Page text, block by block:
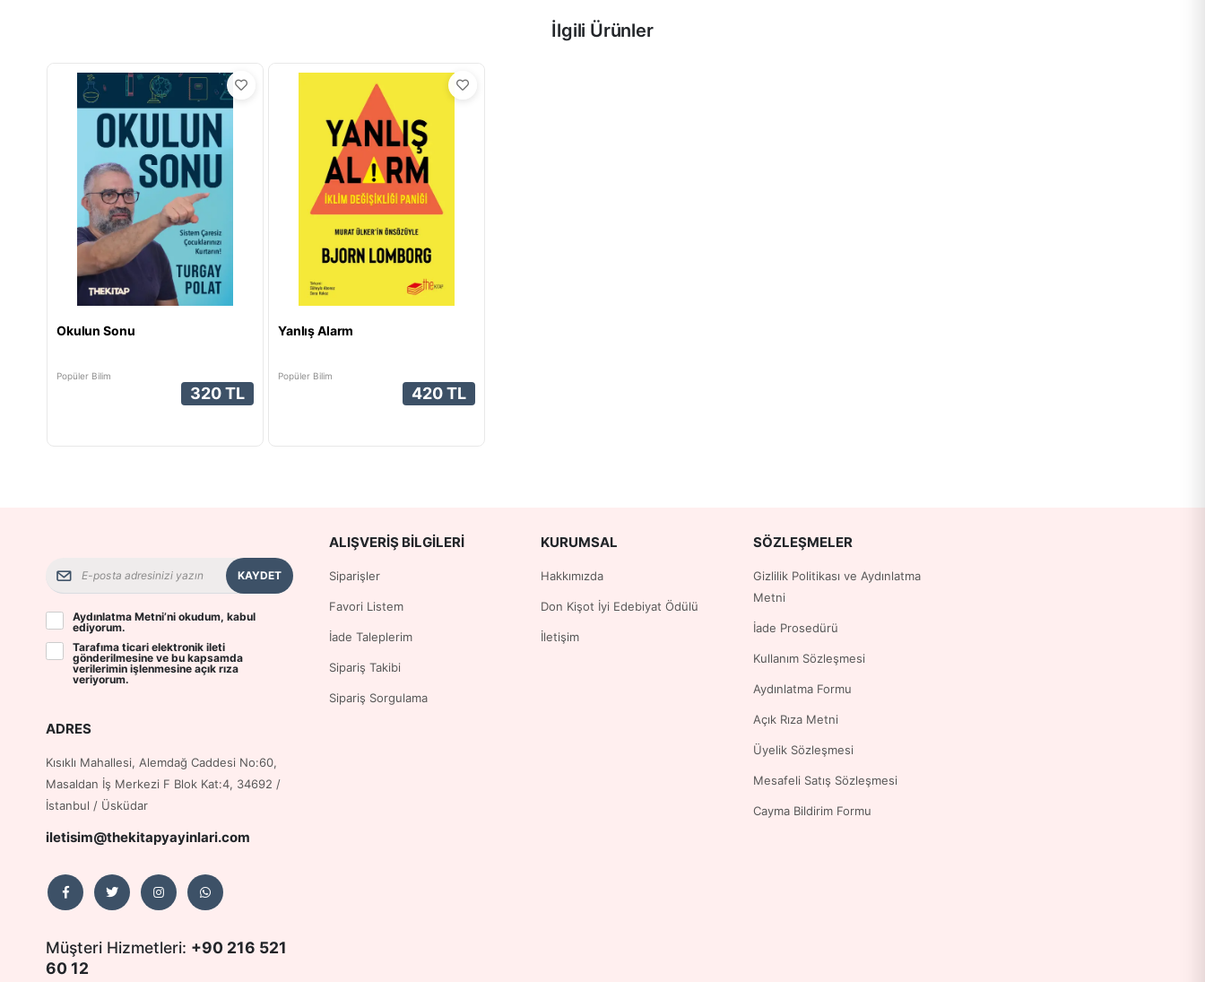
İlgili Ürünler
Okulun Sonu
Popüler Bilim
320 TL
Yanlış Alarm
Popüler Bilim
420 TL
ALIŞVERIŞ BILGILERI
Siparişler
Favori Listem
İade Taleplerim
Sipariş Takibi
Sipariş Sorgulama
KURUMSAL
Hakkımızda
Don Kişot İyi Edebiyat Ödülü
İletişim
SÖZLEŞMELER
Gizlilik Politikası ve Aydınlatma
Metni
İade Prosedürü
Kullanım Sözleşmesi
Aydınlatma Formu
Açık Rıza Metni
Üyelik Sözleşmesi
Mesafeli Satış Sözleşmesi
Cayma Bildirim Formu
KAYDET
Aydınlatma Metni’ni okudum, kabul
ediyorum.
Tarafıma ticari elektronik ileti
gönderilmesine ve bu kapsamda
verilerimin işlenmesineaçık rıza
veriyorum.
ADRES
Kısıklı Mahallesi, Alemdağ Caddesi No:60,
Masaldan İş Merkezi F Blok Kat:4, 34692 /
İstanbul / Üsküdar
iletisim@thekitapyayinlari.com
Müşteri Hizmetleri: +90 216 521
60 12